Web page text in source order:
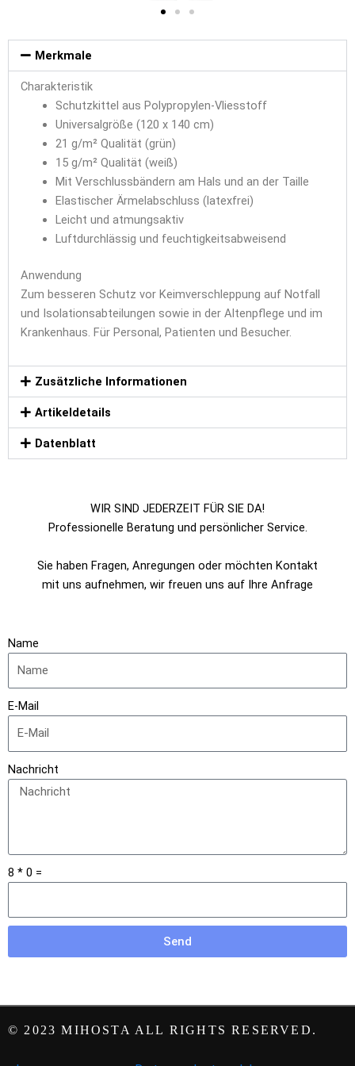
Merkmale
Charakteristik
Schutzkittel aus Polypropylen-Vliesstoff
Universalgröße (120 x 140 cm)
21 g/m²Qualität (grün)
15 g/m²Qualität (weiß)
Mit Verschlussbändern am Hals und an der Taille
Elastischer Ärmelabschluss (latexfrei)
Leicht und atmungsaktiv
Luftdurchlässig und feuchtigkeitsabweisend
Anwendung
Zum besseren Schutz vor Keimverschleppung auf Notfall
und Isolationsabteilungen sowie in der Altenpflege und im
Krankenhaus. Für Personal, Patienten und Besucher.
Zusätzliche Informationen
Artikeldetails
Datenblatt
WIR SIND JEDERZEIT FÜR SIE DA!
Professionelle Beratung und persönlicher Service.
Sie haben Fragen, Anregungen oder möchten Kontakt
mit uns aufnehmen, wir freuen uns auf Ihre Anfrage
Name
E-Mail
Nachricht
8 * 0 =
Send
© 2023 MIHOSTA ALL RIGHTS RESERVED.